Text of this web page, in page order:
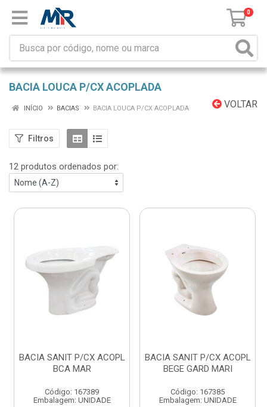
0
BACIA LOUCA P/CX ACOPLADA
VOLTAR
INÍCIO BACIAS BACIA LOUCA P/CX ACOPLADA
Filtros
12 produtos ordenados por:
BACIA SANIT P/CX ACOPL
BCA MAR
Código: 167389
Embalagem: UNIDADE
BACIA SANIT P/CX ACOPL
BEGE GARD MARI
Código: 167385
Embalagem: UNIDADE